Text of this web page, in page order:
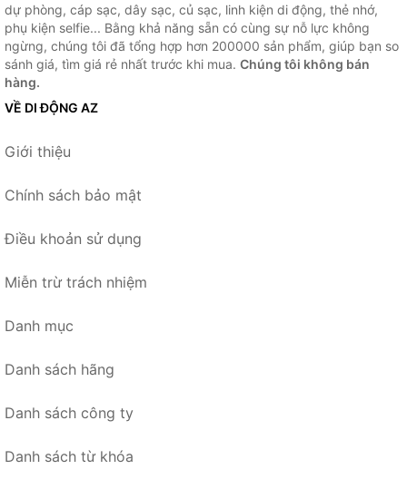
dự phòng, cáp sạc, dây sạc, củ sạc, linh kiện di động, thẻ nhớ,
phụ kiện selfie... Bằng khả năng sẵn có cùng sự nỗ lực không
ngừng, chúng tôi đã tổng hợp hơn 200000 sản phẩm, giúp bạn so
sánh giá, tìm giá rẻ nhất trước khi mua. Chúng tôi không bán
hàng.
VỀ DI ĐỘNG AZ
Giới thiệu
Chính sách bảo mật
Điều khoản sử dụng
Miễn trừ trách nhiệm
Danh mục
Danh sách hãng
Danh sách công ty
Danh sách từ khóa